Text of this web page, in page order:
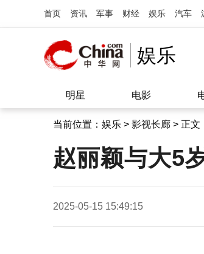
首页 资讯 军事 财经 娱乐 汽车
娱乐
明星 电影
当前位置： 娱乐 > 影视长廊 > 正文
赵丽颖与大5
2025-05-15 15:49:15